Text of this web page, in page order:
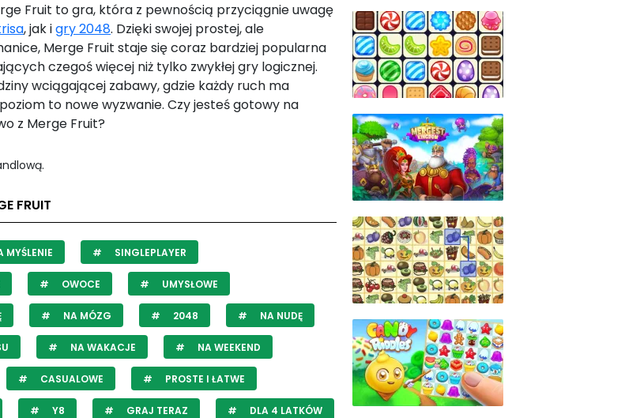
Fruit to gra, która z pewnością przyciągnie uwagę
, jak igry 2048. Dzięki swojej prostej, ale
Merge Fruit staje się coraz bardziej popularna
czegoś więcej niż tylko zwykłej gry logicznej.
wciągającej zabawy, gdzie każdy ruch ma
to nowe wyzwanie. Czy jesteś gotowy na
z Merge Fruit?
FRUIT
MYŚLENIE SINGLEPLAYER
OWOCE UMYSŁOWE
NA MÓZG 2048 NA NUDĘ
NA WAKACJE NA WEEKEND
CASUALOWE PROSTE I ŁATWE
Y8 GRAJ TERAZ DLA 4 LATKÓW